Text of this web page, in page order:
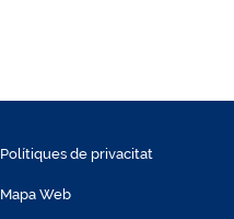
Polítiques de privacitat
Mapa Web